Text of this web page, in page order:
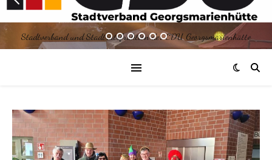
Stadtverband und Stadtratsfraktion der CDU Georgsmarienhütte